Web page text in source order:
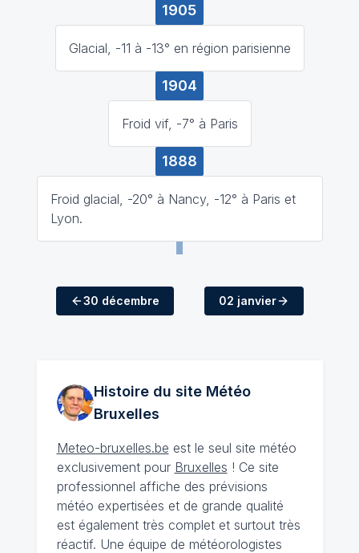
1905
Glacial, -11 à -13° en région parisienne
1904
Froid vif, -7° à Paris
1888
Froid glacial, -20° à Nancy, -12° à Paris et
Lyon.
30 décembre 02 janvier
Histoire du site Météo
Bruxelles
Meteo-bruxelles.be est le seul site météo
exclusivement pour Bruxelles ! Ce site
professionnel affiche des prévisions
météo expertisées et de grande qualité
est également très complet et surtout très
réactif. Une équipe de météorologistes